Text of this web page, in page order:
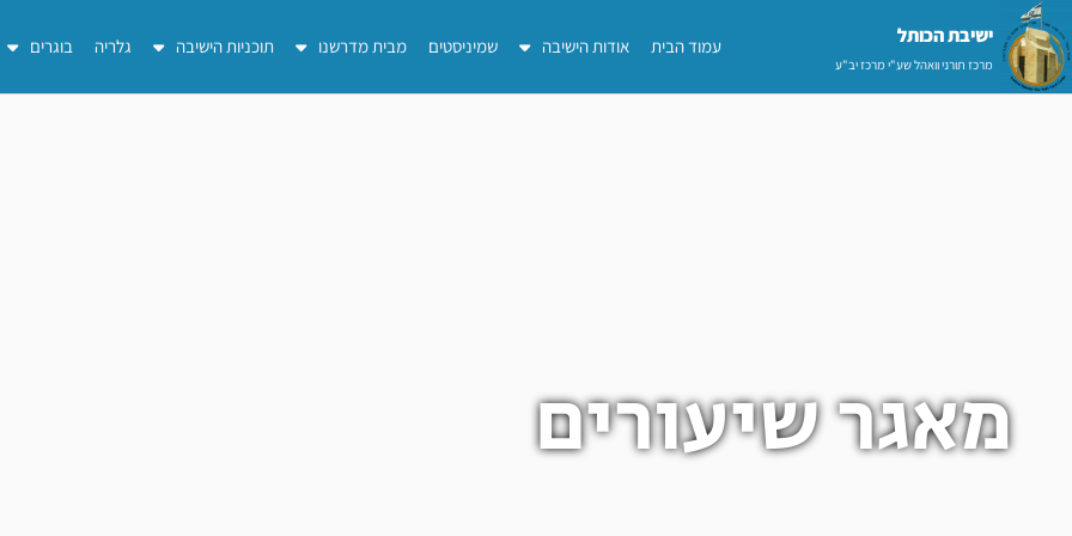
דילוג
לתוכן
ישיבת הכותל​
מרכז תורני וואהל שע"י מרכז יב"ע
עמוד הבית אודות הישיבה שמיניסטים מבית מדרשנו תוכניות הישיבה גלריה בוגרים
מאגר שיעורים